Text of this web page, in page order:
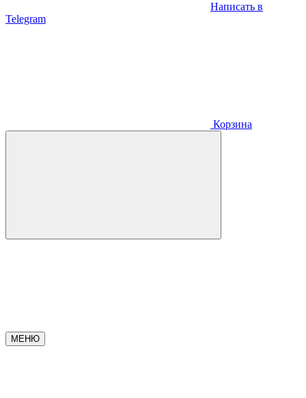
Написать в
Telegram
Корзина
МЕНЮ